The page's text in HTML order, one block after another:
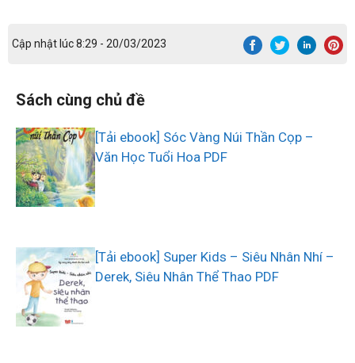
Cập nhật lúc 8:29 - 20/03/2023
Sách cùng chủ đề
[Tải ebook] Sóc Vàng Núi Thần Cọp –
Văn Học Tuổi Hoa PDF
[Tải ebook] Super Kids – Siêu Nhân Nhí –
Derek, Siêu Nhân Thể Thao PDF